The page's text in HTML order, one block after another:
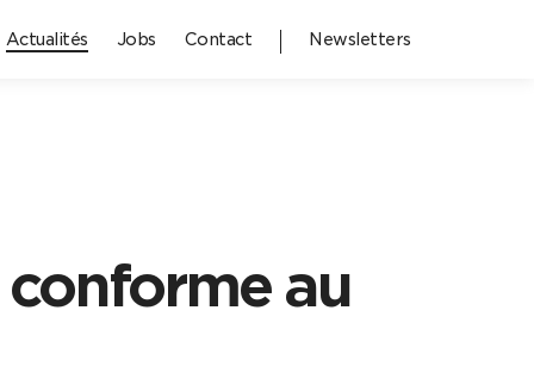
Actualités Jobs Contact Newsletters
au